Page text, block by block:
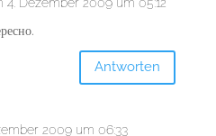
Antworten
2009 um 06:33